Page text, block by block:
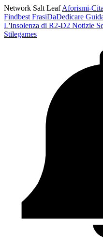
Network Salt LeafAforismi-
Findbest FrasiDaDedicare
L'Insolenza di R2-D2 Notizie
Stilegames